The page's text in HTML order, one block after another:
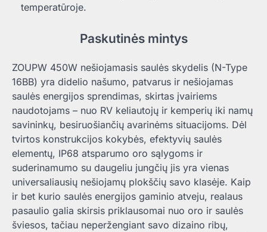
temperatūroje.
Paskutinės mintys
ZOUPW 450W nešiojamasis saulės skydelis (N-Type
16BB) yra didelio našumo, patvarus ir nešiojamas
saulės energijos sprendimas, skirtas įvairiems
naudotojams – nuo ​​RV keliautojų ir kemperių iki namų
savininkų, besiruošiančių avarinėms situacijoms. Dėl
tvirtos konstrukcijos kokybės, efektyvių saulės
elementų, IP68 atsparumo oro sąlygoms ir
suderinamumo su daugeliu jungčių jis yra vienas
universaliausių nešiojamų plokščių savo klasėje. Kaip
ir bet kurio saulės energijos gaminio atveju, realaus
pasaulio galia skirsis priklausomai nuo oro ir saulės
šviesos, tačiau neperžengiant savo dizaino ribų,